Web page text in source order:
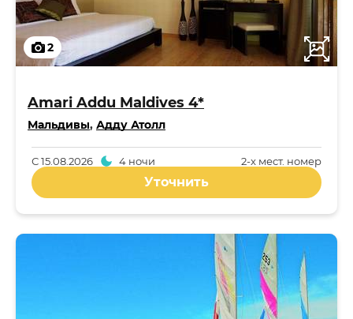
2
Amari Addu Maldives 4*
Мальдивы, Адду Атолл
2-x мест. номер
С15.08.2026 4 ночи
Уточнить